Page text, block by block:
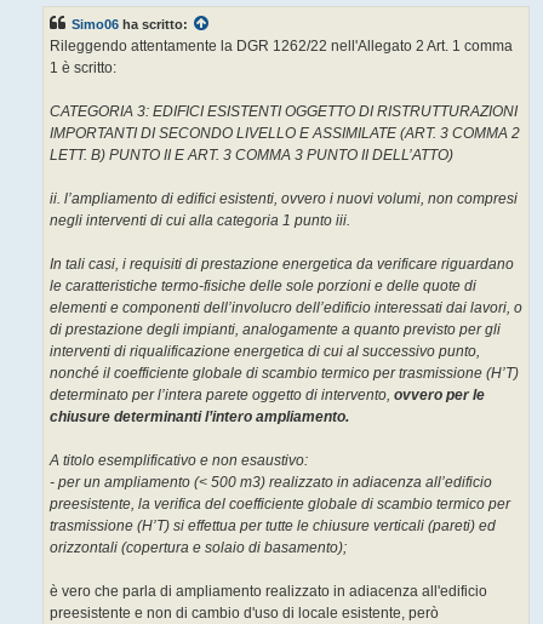
Simo06 ha scritto:
Rileggendo attentamente la DGR 1262/22 nell'Allegato 2 Art. 1 comma
1 è scritto:
CATEGORIA 3: EDIFICI ESISTENTI OGGETTO DI RISTRUTTURAZIONI
IMPORTANTI DI SECONDO LIVELLO E ASSIMILATE (ART. 3 COMMA 2
LETT. B) PUNTO II E ART. 3 COMMA 3 PUNTO II DELL’ATTO)
ii. l’ampliamento di edifici esistenti, ovvero i nuovi volumi, non compresi
negli interventi di cui alla categoria 1 punto iii.
In tali casi, i requisiti di prestazione energetica da verificare riguardano
le caratteristiche termo-fisiche delle sole porzioni e delle quote di
elementi e componenti dell’involucro dell’edificio interessati dai lavori, o
di prestazione degli impianti, analogamente a quanto previsto per gli
interventi di riqualificazione energetica di cui al successivo punto,
nonché il coefficiente globale di scambio termico per trasmissione (H’T)
determinato per l’intera parete oggetto di intervento, ovvero per le
chiusure determinanti l’intero ampliamento.
A titolo esemplificativo e non esaustivo:
- per un ampliamento (< 500 m3) realizzato in adiacenza all’edificio
preesistente, la verifica del coefficiente globale di scambio termico per
trasmissione (H’T) si effettua per tutte le chiusure verticali (pareti) ed
orizzontali (copertura e solaio di basamento);
è vero che parla di ampliamento realizzato in adiacenza all'edificio
preesistente e non di cambio d'uso di locale esistente, però